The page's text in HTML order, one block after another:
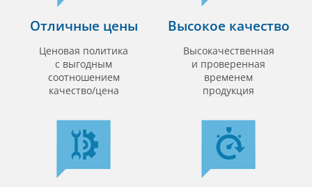
Отличные цены
Ценовая политика
с выгодным
соотношением
качество/цена
Высокое качество
Высокачественная
и проверенная
временем
продукция